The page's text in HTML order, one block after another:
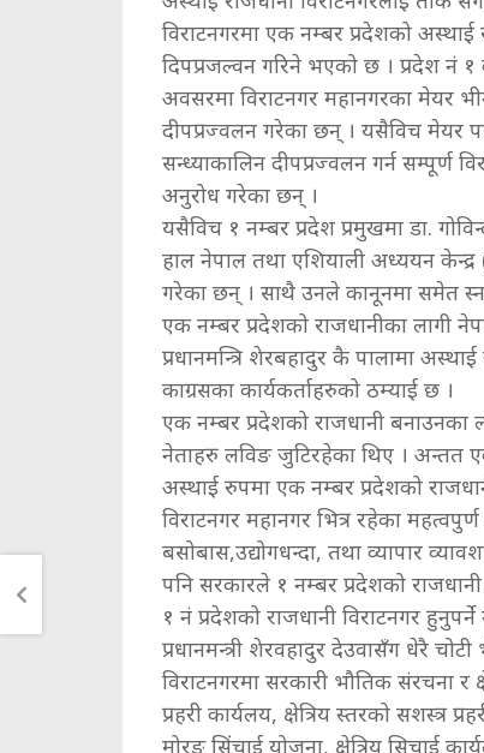
विराटनगरमा एक नम्बर प्रदेशको अस्थाई
दिपप्रजल्वन गरिने भएको छ । प्रदेश नं
अवसरमा विराटनगर महानगरका मेयर
दीपप्रज्वलन गरेका छन् । यसैविच मेयर
सन्ध्याकालिन दीपप्रज्वलन गर्न सम्पूर्ण
अनुरोध गरेका छन् ।
यसैविच १ नम्बर प्रदेश प्रमुखमा डा.
हाल नेपाल तथा एशियाली अध्ययन केन्द्र
गरेका छन् । साथै उनले कानूनमा समेत
एक नम्बर प्रदेशको राजधानीका लागी
प्रधानमन्त्रि शेरबहादुर कै पालामा
काग्रसका कार्यकर्ताहरुको ठम्याई छ ।
एक नम्बर प्रदेशको राजधानी बनाउनका
नेताहरु लविङ जुटिरहेका थिए । अन्तत
अस्थाई रुपमा एक नम्बर प्रदेशको
विराटनगर महानगर भित्र रहेका
बसोबास,उद्योगधन्दा, तथा व्यापार
पनि सरकारले १ नम्बर प्रदेशको
१ नं प्रदेशको राजधानी विराटनगर
प्रधानमन्त्री शेरवहादुर देउवासँग धेरै
विराटनगरमा सरकारी भौतिक संरचना र
प्रहरी कार्यलय, क्षेत्रिय स्तरको सशस्त्र
मोरङ सिंचाई योजना, क्षेत्रिय सिचाई